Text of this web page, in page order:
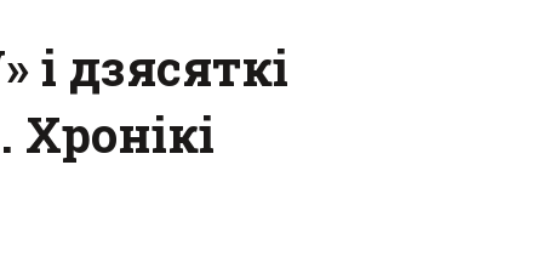
і дзясяткі